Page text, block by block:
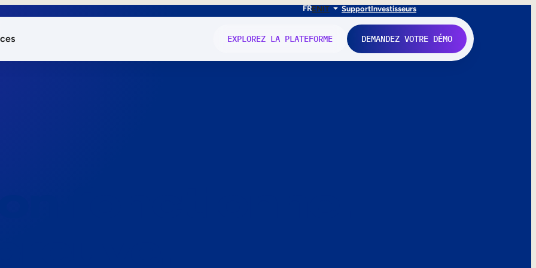
FRENIT SupportInvestisseurs
EXPLOREZ LA PLATEFORME DEMANDEZ VOTRE DÉMO